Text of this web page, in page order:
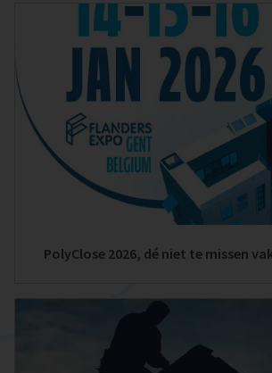
PolyClose 2026, dé niet te missen